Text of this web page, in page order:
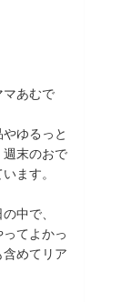
マあむで
ゆるっと
末のおで
ます。
中で、
てよかっ
めてリア